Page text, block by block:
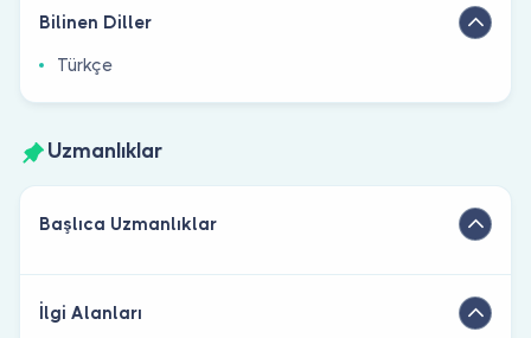
Bilinen Diller
Türkçe
Uzmanlıklar
Başlıca Uzmanlıklar
İlgi Alanları